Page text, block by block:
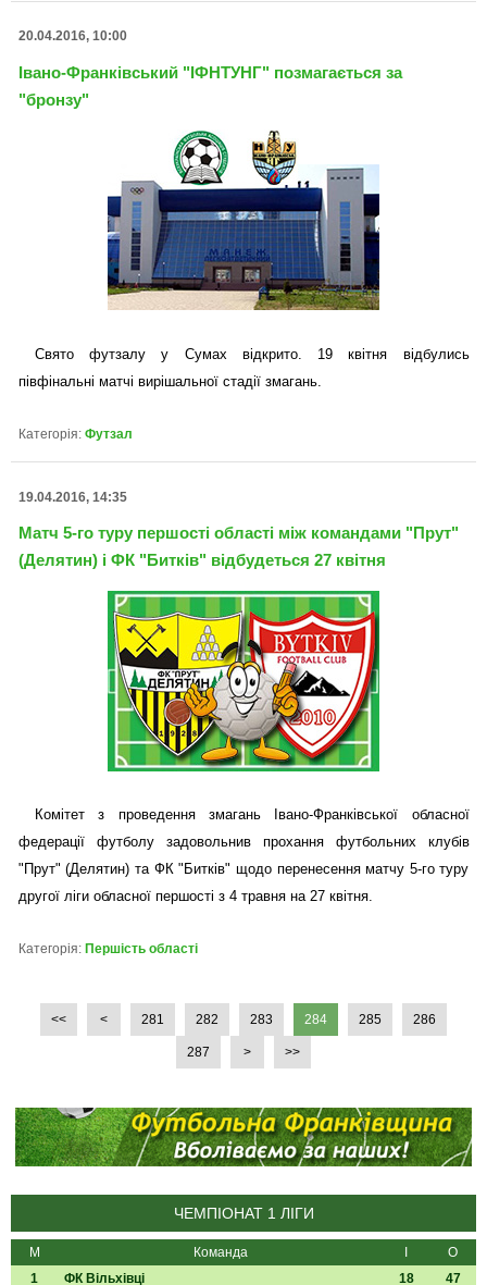
20.04.2016, 10:00
Івано-Франківський "ІФНТУНГ" позмагається за
"бронзу"
Свято футзалу у Сумах відкрито. 19 квітня відбулись
півфінальні матчі вирішальної стадії змагань.
Категорія: Футзал
19.04.2016, 14:35
Матч 5-го туру першості області між командами "Прут"
(Делятин) і ФК "Битків" відбудеться 27 квітня
Комітет з проведення змагань Івано-Франківської обласної
федерації футболу задовольнив прохання футбольних клубів
"Прут" (Делятин) та ФК "Битків" щодо перенесення матчу 5-го туру
другої ліги обласної першості з 4 травня на 27 квітня.
Категорія: Першість області
<< < 281 282 283 284 285 286
287 > >>
ЧЕМПІОНАТ 1 ЛІГИ
М Команда
О
1
ФК Вільхівці 18 47